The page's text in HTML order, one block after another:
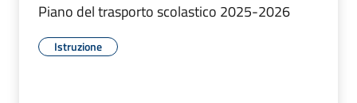
Piano del trasporto scolastico 2025-2026
Istruzione